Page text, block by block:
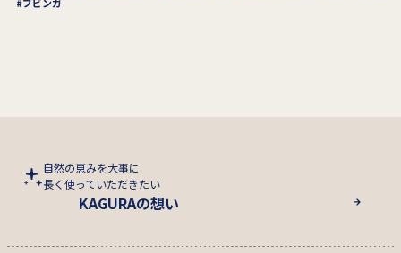
自然の恵みを大事に
長く使っていただきたい
KAGURAの想い